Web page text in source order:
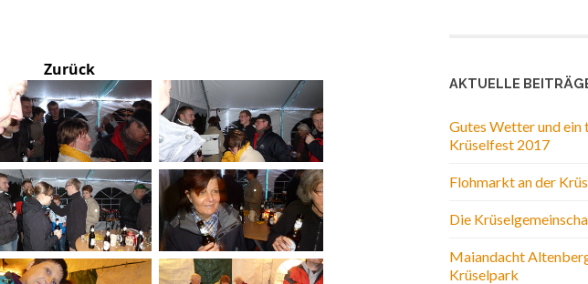
Zurück
AKTUELLE
Gutes Wetter und ein
Krüselfest 2017
Flohmarkt an der
Die
Maiandacht
Krüselpark